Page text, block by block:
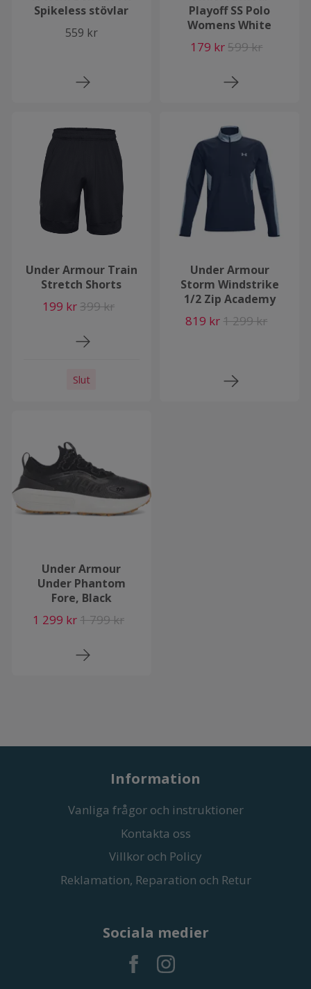
Spikeless stövlar
559 kr
Playoff SS Polo
Womens White
179 kr 599 kr
Under Armour Train
Stretch Shorts
199 kr399 kr
Slut
Under Armour
Storm Windstrike
1/2 Zip Academy
819 kr 1 299 kr
Under Armour
Under Phantom
Fore, Black
1 299 kr1 799 kr
Information
Vanliga frågor och instruktioner
Kontakta oss
Villkor och Policy
Reklamation, Reparation och Retur
Sociala medier